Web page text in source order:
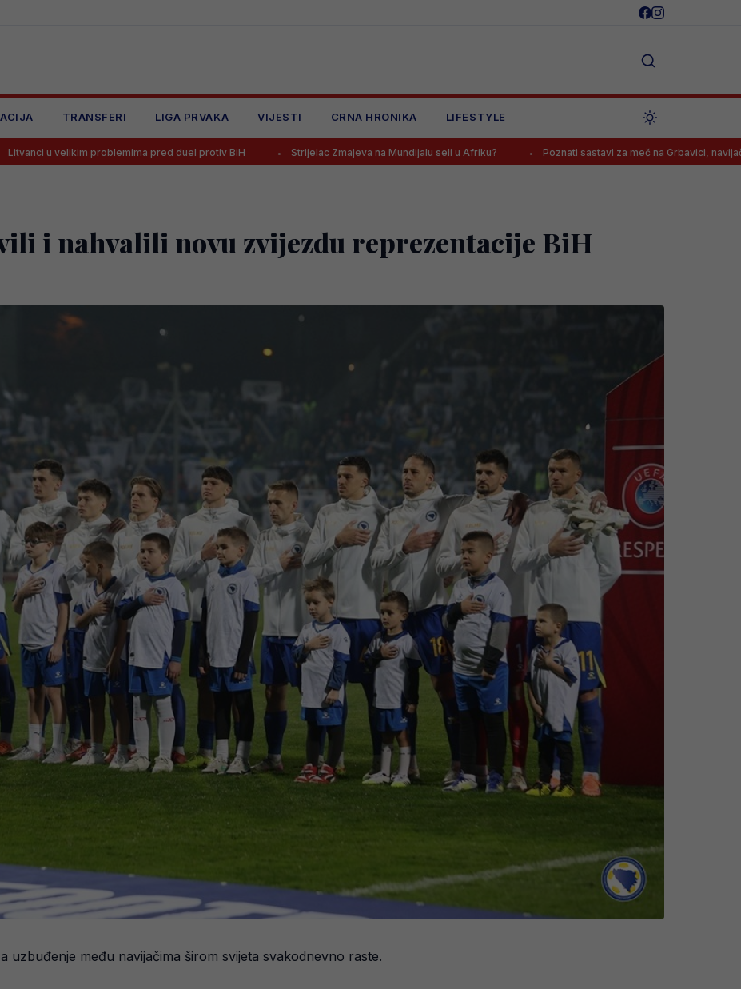
TRANSFERI LIGA PRVAKA VIJESTI CRNA HRONIKA LIFESTYLE
pred duel protiv BiH Strijelac Zmajeva na Mundijalu seli u Afriku? Poznati sastavi za meč na Grbavici, navijači Želje: “Kako se ono
i nahvalili novu zvijezdu reprezentacije BiH
uzbuđenje među navijačima širom svijeta svakodnevno raste.